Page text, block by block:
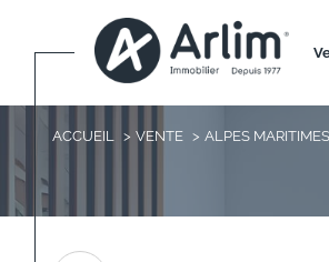
ACCUEIL VENTE ALPES MARITIMES